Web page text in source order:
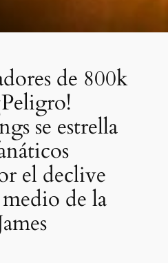
de 800k
se estrella
el declive
de la